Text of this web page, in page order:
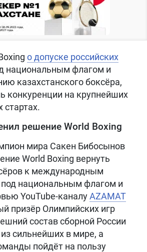
о допуске российских
национальным флагом и
казахстанского боксёра,
конкуренции на крупнейших
решение World Boxing
мира Сакен Бибосынов
World Boxing вернуть
к международным
национальным флагом и
YouTube-каналуAZAMAT
призёр Олимпийских игр
состав сборной России
сильнейших в мире, а
пойдёт на пользу